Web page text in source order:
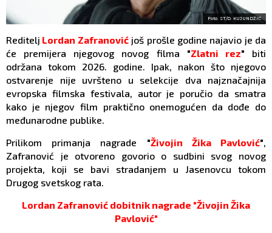
Foto: ST/D. KUJUNDŽIĆ
Reditelj Lordan Zafranovićjoš prošle godine najavio je da
će premijera njegovog novog filma "Zlatni rez" biti
održana tokom 2026. godine. Ipak, nakon što njegovo
ostvarenje nije uvršteno u selekcije dva najznačajnija
evropska filmska festivala, autor je poručio da smatra
kako je njegov film praktično onemogućen da dođe do
međunarodne publike.
Prilikom primanja nagrade "Živojin Žika Pavlović",
Zafranović je otvoreno govorio o sudbini svog novog
projekta, koji se bavi stradanjem u Jasenovcu tokom
Drugog svetskog rata.
Lordan Zafranović dobitnik nagrade "Živojin Žika
Pavlović"